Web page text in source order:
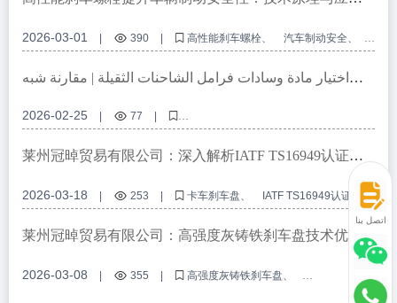
2026-03-01 | 390 | 高性能刹车螺栓
汽车制动安全
刹车螺栓抗衰退
IATF TS16949认证 R90 E - mark认证
اختيار مادة وسادات فرامل الشاحنات الثقيلة | مقارنة شبه
TS16949
2026-02-25 | 77
|
وسادات فرامل الشاحنات الثقيلة، مقارنة مواد وسادات الفرامل، وسادات فرامل
شبه معدنية، وسادات فرامل سيراميكية، معيار E‑MARK R90
莱州冠晫贸易有限公司：深入解析IATF TS16949认证对
2026-03-18 | 253 | 卡车刹车盘
IATF TS16949认证
刹车盘设计
动态平衡检测 防锈处理技术
莱州冠晫贸易有限公司：高强度灰铸铁刹车盘技术优势
2026-03-08 | 355 |
高强度灰铸铁刹车盘
اتصل بنا